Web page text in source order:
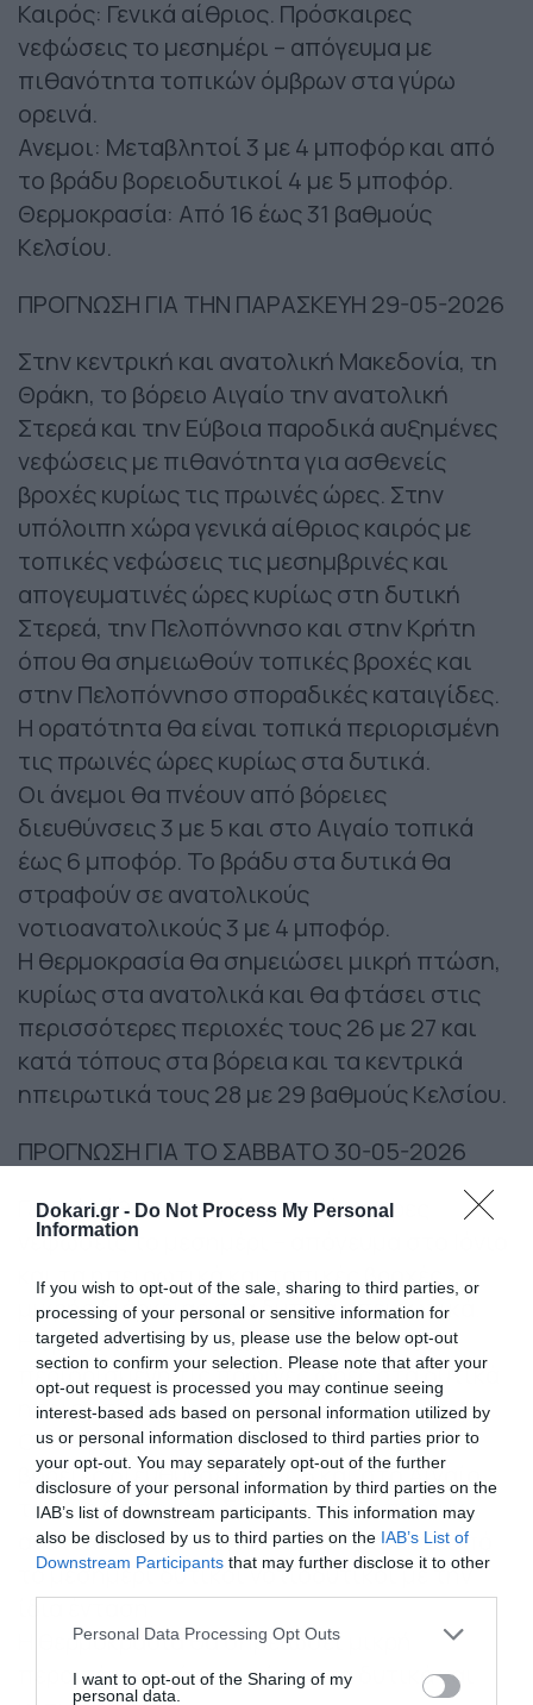
Dokari.gr - Do Not Process My Personal
Information
If you wish to opt-out of the sale, sharing to third parties, or
processing of your personal or sensitive information for
targeted advertising by us, please use the below opt-out
section to confirm your selection. Please note that after your
opt-out request is processed you may continue seeing
interest-based ads based on personal information utilized by
us or personal information disclosed to third parties prior to
your opt-out. You may separately opt-out of the further
disclosure of your personal information by third parties on the
IAB’s list of downstream participants. This information may
also be disclosed by us to third parties on the IAB’s List of
Downstream Participants that may further disclose it to other
Please note that this website/app uses one or more Google
not limited to your visit or usage behaviour. You may click to
Personal Data Processing Opt Outs
I want to opt-out of the Sharing of my
personal data.
Καιρός: Γενικά αίθριος. Πρόσκαιρες
νεφώσεις το μεσημέρι – απόγευμα με
πιθανότητα τοπικών όμβρων στα γύρω
ορεινά.
Ανεμοι: Μεταβλητοί 3 με 4 μποφόρ και από
το βράδυ βορειοδυτικοί 4 με 5 μποφόρ.
Θερμοκρασία: Από 16 έως 31 βαθμούς
Κελσίου.
ΠΡΟΓΝΩΣΗ ΓΙΑ ΤΗΝ ΠΑΡΑΣΚΕΥΗ 29-05-2026
Στην κεντρική και ανατολική Μακεδονία, τη
Θράκη, το βόρειο Αιγαίο την ανατολική
Στερεά και την Εύβοια παροδικά αυξημένες
νεφώσεις με πιθανότητα για ασθενείς
βροχές κυρίως τις πρωινές ώρες. Στην
υπόλοιπη χώρα γενικά αίθριος καιρός με
τοπικές νεφώσεις τις μεσημβρινές και
απογευματινές ώρες κυρίως στη δυτική
Στερεά, την Πελοπόννησο και στην Κρήτη
όπου θα σημειωθούν τοπικές βροχές και
στην Πελοπόννησο σποραδικές καταιγίδες.
Η ορατότητα θα είναι τοπικά περιορισμένη
τις πρωινές ώρες κυρίως στα δυτικά.
Οι άνεμοι θα πνέουν από βόρειες
διευθύνσεις 3 με 5 και στο Αιγαίο τοπικά
έως 6 μποφόρ. Το βράδυ στα δυτικά θα
στραφούν σε ανατολικούς
νοτιοανατολικούς 3 με 4 μποφόρ.
Η θερμοκρασία θα σημειώσει μικρή πτώση,
κυρίως στα ανατολικά και θα φτάσει στις
περισσότερες περιοχές τους 26 με 27 και
κατά τόπους στα βόρεια και τα κεντρικά
ηπειρωτικά τους 28 με 29 βαθμούς Κελσίου.
ΠΡΟΓΝΩΣΗ ΓΙΑ ΤΟ ΣΑΒΒΑΤΟ 30-05-2026
Γενικά αίθριος καιρός με πρόσκαιρες
νεφώσεις το μεσημέρι – απόγευμα στο Ιόνιο
και τα ηπειρωτικά και τοπικές βροχές
μικρής διάρκειας στα δυτικά ηπειρωτικά.
Η ορατότητα πιθανώς θα είναι τοπικά
περιορισμένη τις πρωινές ώρες στα δυτικά
ηπειρωτικά.
Οι άνεμοι στα ανατολικά θα πνέουν από
βόρειες διευθύνσεις 3 με 5 και στο Αιγαίο
τοπικά 6 μποφόρ. Στα δυτικά θα πνέουν
ανατολικοί νοτιοανατολικοί 3 με 4 και από
το μεσημέρι δυτικοί νοτιοδυτικοί με την
ίδια ένταση.
Η θερμοκρασία θα σημειώσει μικρή
περαιτέρω πτώση κυρίως στα δυτικά και